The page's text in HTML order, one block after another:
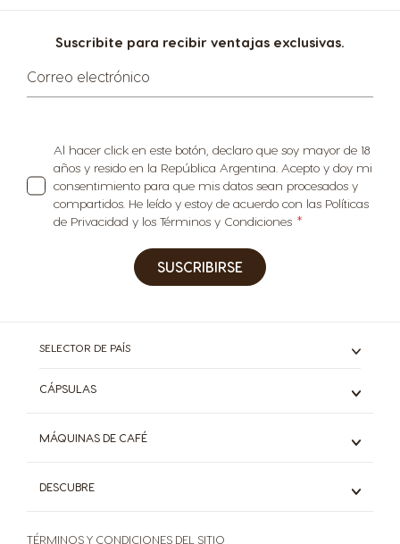
Suscribite para recibir ventajas exclusivas.
Correo electrónico
Al hacer click en este botón, declaro que soy mayor de 18
años y resido en la República Argentina. Acepto y doy mi
consentimiento para que mis datos sean procesados y
compartidos. He leído y estoy de acuerdo con las Políticas
de Privacidad y los Términos y Condiciones
SUSCRIBIRSE
SELECTOR DE PAÍS
CÁPSULAS
Café Negro
Chocolate
MÁQUINAS DE CAFÉ
Genio S
Descubrí todos los modelos
DESCUBRE
TÉRMINOS Y CONDICIONES DEL SITIO